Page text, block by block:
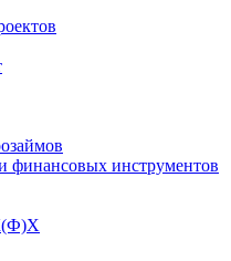
финансовых инструментов